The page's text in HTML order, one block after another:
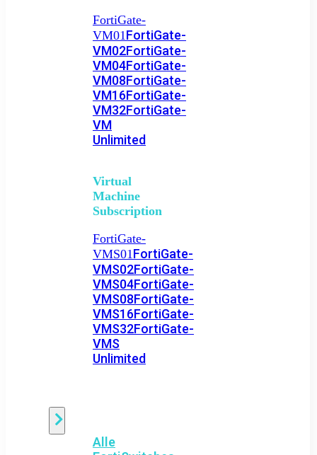
FortiGate-
VM01FortiGate-
VM02FortiGate-
VM04FortiGate-
VM08FortiGate-
VM16FortiGate-
VM32FortiGate-
VM
Unlimited
Virtual
Machine
Subscription
FortiGate-
VMS01FortiGate-
VMS02FortiGate-
VMS04FortiGate-
VMS08FortiGate-
VMS16FortiGate-
VMS32FortiGate-
VMS
Unlimited
Alle